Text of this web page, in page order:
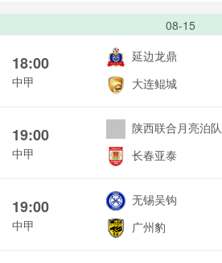
08-15
18:00
中甲
延边龙鼎
大连鲲城
19:00
中甲
陕西联合月亮泊队
长春亚泰
19:00
中甲
无锡吴钩
广州豹